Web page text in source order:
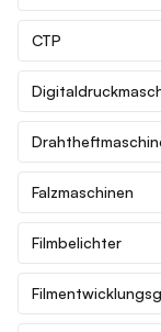
CTP
Falzmaschinen
Filmbelichter